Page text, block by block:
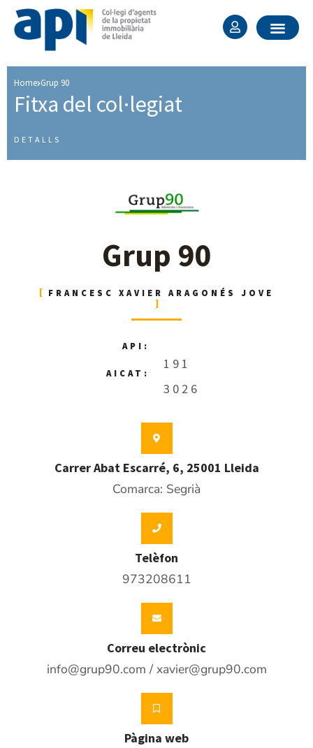
Home Grup 90
Fitxa del col·legiat ​
DETALLS
Grup 90
FRANCESC XAVIER ARAGONÉS JOVE
API:
AICAT:
191
3026
Carrer Abat Escarré, 6, 25001 Lleida
Comarca: Segrià
Telèfon
973208611
Correu electrònic
info@grup90.com / xavier@grup90.com
Pàgina web